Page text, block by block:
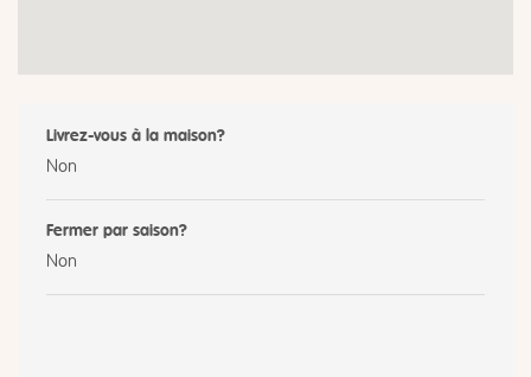
Livrez-vous à la maison?
Non
Fermer par saison?
Non